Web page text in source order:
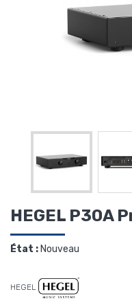
HEGEL P30A
État :Nouveau
HEGEL